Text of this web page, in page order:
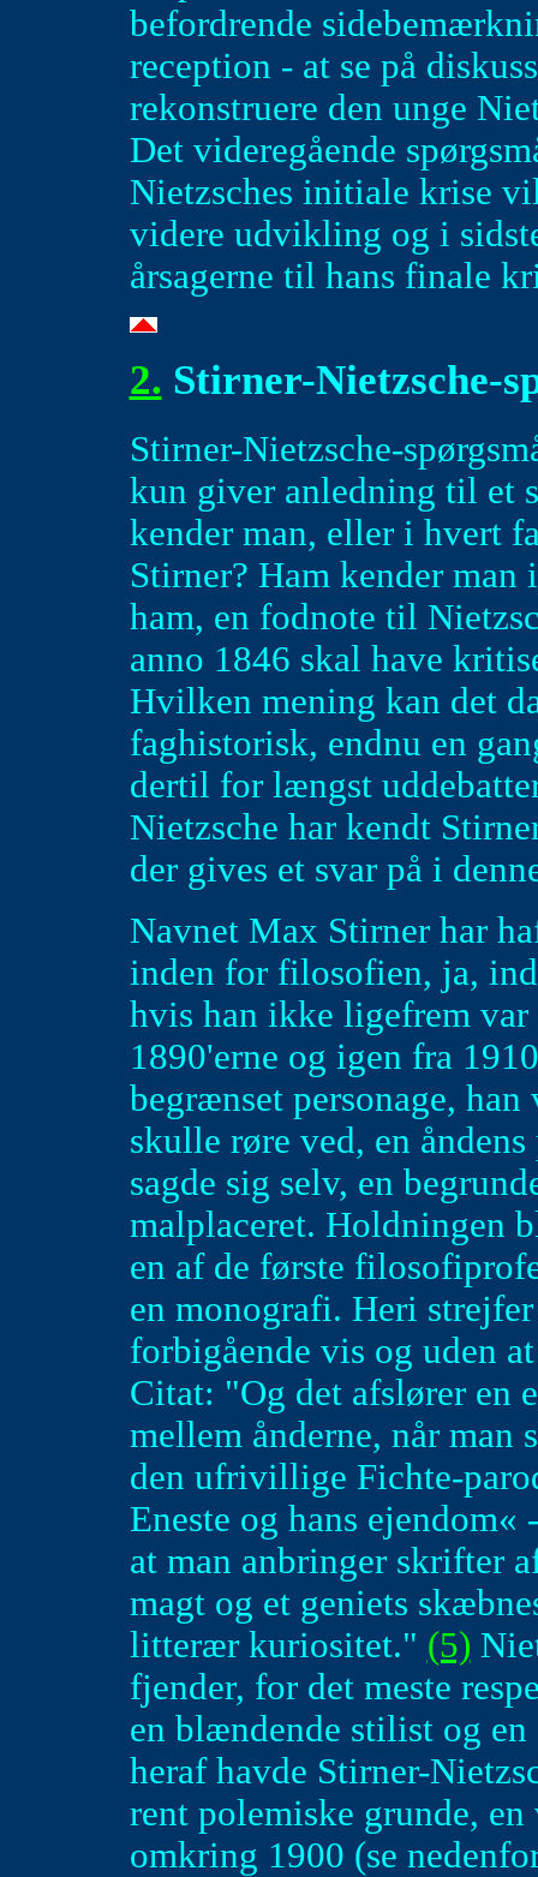
befordrende
reception - at se på
rekonstruere den unge
Det videregående
Nietzsches initiale krise
videre udvikling og i
årsagerne til hans finale
2. Stirner-Nietzsche-
Stirner-Nietzsche-
kun giver anledning til et
kender man, eller i hvert
Stirner? Ham kender
ham, en fodnote til
anno 1846 skal have
Hvilken mening kan det
faghistorisk, endnu en
dertil for længst
Nietzsche har kendt
der gives et svar på i
Navnet Max Stirner har
inden for filosofien, ja,
hvis han ikke ligefrem
1890'erne og igen fra
begrænset personage,
skulle røre ved, en
sagde sig selv, en
malplaceret. Holdningen
en af de første
en monografi. Heri
forbigående vis og uden
Citat: "Og det afslører en
mellem ånderne, når man
den ufrivillige Fichte-
Eneste og hans
at man anbringer skrifter
magt og et geniets
litterær kuriositet." (5)
fjender, for det meste
en blændende stilist og
heraf havde Stirner-
rent polemiske grunde,
omkring 1900 (se